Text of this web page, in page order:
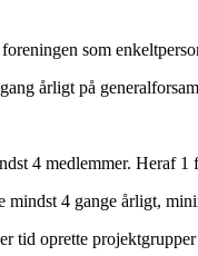
som
årligt på
4 medlemmer. Heraf
mindst 4 gange årligt,
tid oprette